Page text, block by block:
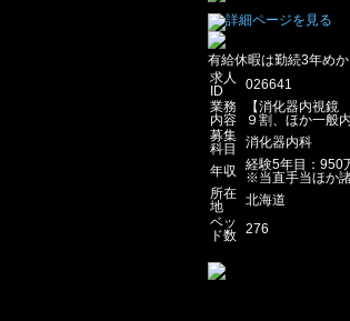
有給休暇は勤続3年め
求人
ID
026641
業務
内容
【消化器内視
９割、ほか一般
募集
科目
消化器内科
年収
経験5年目：950
※当直手当ほか
所在
地
北海道
ベッ
ド数 276